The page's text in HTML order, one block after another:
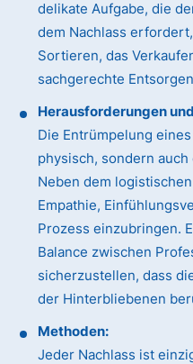
delikate Aufgabe, die
dem Nachlass
Sortieren, das
sachgerechte
Herausforderungen
Die Entrümpelung
physisch, sondern
Neben dem
Empathie,
Prozess einzubringen.
Balance zwischen
sicherzustellen, dass
der Hinterbliebenen
Methoden:
Jeder Nachlass ist